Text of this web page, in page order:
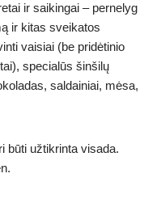
ir saikingai – pernelyg
ir kitas sveikatos
vaisiai (be pridėtinio
specialūs šinšilų
saldainiai, mėsa,
būti užtikrinta visada.